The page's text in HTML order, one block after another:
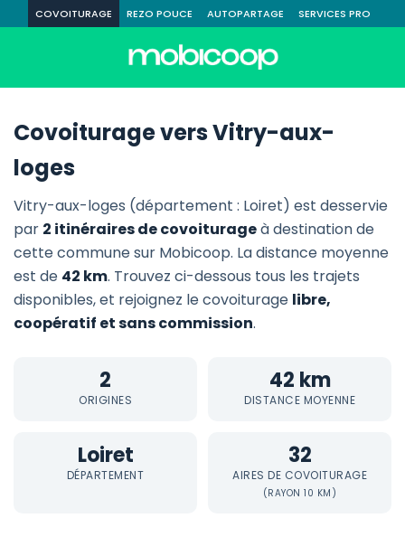
COVOITURAGE REZO POUCE AUTOPARTAGE SERVICES PRO
Covoiturage vers Vitry-aux-
loges
Vitry-aux-loges (département : Loiret) est desservie
par 2 itinéraires de covoiturageà destination de
cette commune sur Mobicoop. La distance moyenne
est de 42 km. Trouvez ci-dessous tous les trajets
disponibles, et rejoignez le covoiturage libre,
coopératif et sans commission.
2
ORIGINES
42 km
DISTANCE MOYENNE
Loiret
DÉPARTEMENT
32
AIRES DE COVOITURAGE
(RAYON 10 KM)